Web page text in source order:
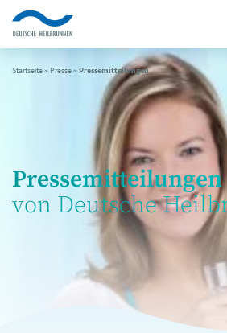
Startseite~ Presse~Pressemitteilungen
Pressemitteilungen
von Deutsche